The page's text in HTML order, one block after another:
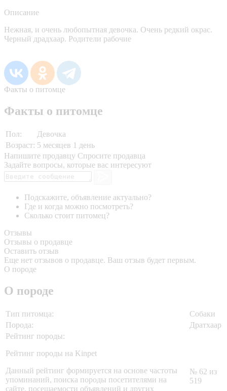
Описание
Нежная, и очень любопытная девочка. Очень редкий окрас.
Черный драдхаар. Родители рабочие
Факты о питомце
Факты о питомце
Пол:
Девочка
Возраст: 5 месяцев 1 день
Напишите продавцу Спросите продавца
Задайте вопросы, которые вас интересуют
Подскажите, объявление актуально?
Где и когда можно посмотреть?
Сколько стоит питомец?
Отзывы
Отзывы о продавце
Оставить отзыв
Еще нет отзывов о продавце. Ваш отзыв будет первым.
О породе
О породе
Тип питомца:
Собаки
Порода:
Дратхаар
Рейтинг породы:
Рейтинг породы на Kinpet
Данный рейтинг формируется на основе частоты
упоминаний, поиска породы посетителями на
сайте, посещаемости объявлений и других
№ 62 из
519